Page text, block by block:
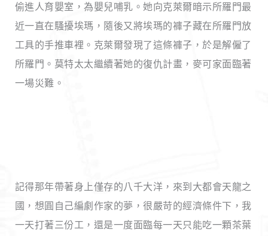
偷進人育嬰室，為嬰兒哺乳。她向克萊爾暗示所羅門最
近一直在騷擾埃瑪，隨後又將埃瑪的褲子藏在所羅門放
工具的手推車裡。克萊爾發現了這條褲子，於是解僱了
所羅門。莫特太太繼續著她的復仇計畫，麥可家面臨著
一場災難。
記得那年帶著身上僅存的八千大洋，來到大都會天龍之
國，想圓自己編劇作家的夢，很嚴苛的經濟條件下，我
一天打著三份工，還是一度面臨每一天只能吃一顆茶葉